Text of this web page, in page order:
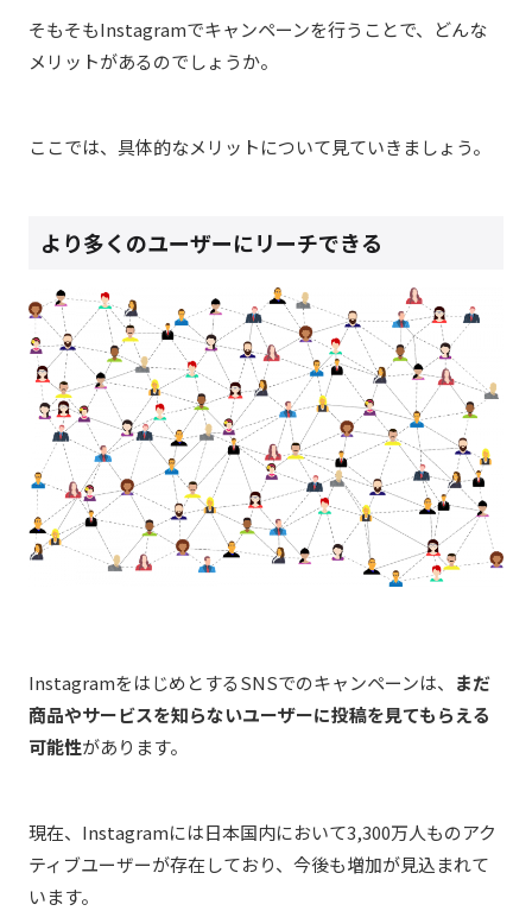
そもそもInstagramでキャンペーンを行うことで、どんな
メリットがあるのでしょうか。
ここでは、具体的なメリットについて見ていきましょう。
より多くのユーザーにリーチできる
InstagramをはじめとするSNSでのキャンペーンは、 まだ
商品やサービスを知らないユーザーに投稿を見てもらえる
可能性があります。
現在、Instagramには日本国内において3,300万人ものアク
ティブユーザーが存在しており、今後も増加が見込まれて
います。